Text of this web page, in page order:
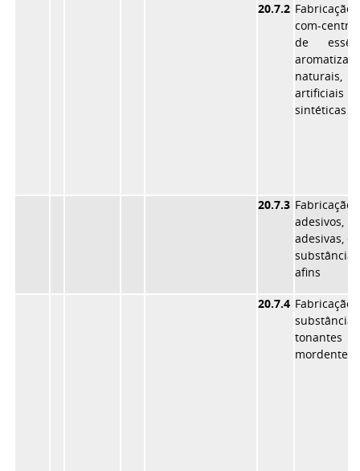
20.7.2
com-
de
naturais,
sintéticas
20.7.3
adesivos,
adesivas,
substâncias
afins
20.7.4
substâncias
mordentes